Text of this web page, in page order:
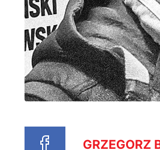
GRZEGORZ